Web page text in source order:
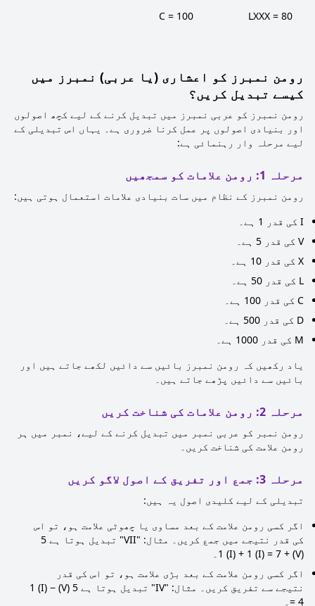
80 = LXXX
100 = C
رومن نمبرز کو اعشاری (یا عربی) نمبرز میں
کیسے تبدیل کریں؟
رومن نمبرز کو عربی نمبرز میں تبدیل کرنے کے لیے کچھ اصولوں
اور بنیادی اصولوں پر عمل کرنا ضروری ہے۔ یہاں اس تبدیلی کے
لیے مرحلہ وار رہنمائی ہے:
مرحلہ 1: رومن علامات کو سمجھیں
رومن نمبرز کے نظام میں سات بنیادی علامات استعمال ہوتی ہیں:
I کی قدر 1 ہے۔
V کی قدر 5 ہے۔
X کی قدر 10 ہے۔
L کی قدر 50 ہے۔
C کی قدر 100 ہے۔
D کی قدر 500 ہے۔
M کی قدر 1000 ہے۔
یاد رکھیں کہ رومن نمبرز بائیں سے دائیں لکھے جاتے ہیں اور
بائیں سے دائیں پڑھے جاتے ہیں۔
مرحلہ 2: رومن علامات کی شناخت کریں
رومن نمبر کو عربی نمبر میں تبدیل کرنے کے لیے، نمبر میں ہر
رومن علامت کی شناخت کریں۔
مرحلہ 3: جمع اور تفریق کے اصول لاگو کریں
تبدیلی کے لیے کلیدی اصول یہ ہیں:
اگر کسی رومن علامت کے بعد مساوی یا چھوٹی علامت ہو، تو اس
کی قدر نتیجے میں جمع کریں۔ مثال: "VII" تبدیل ہوتا ہے 5
(V) + 1 (I) + 1 (I) = 7۔
اگر کسی رومن علامت کے بعد بڑی علامت ہو، تو اس کی قدر
نتیجے سے تفریق کریں۔ مثال: "IV" تبدیل ہوتا ہے 5 (V) − 1 (I)
= 4۔